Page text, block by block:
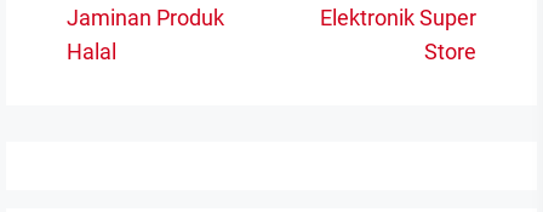
Jaminan Produk
Halal
Elektronik Super
Store